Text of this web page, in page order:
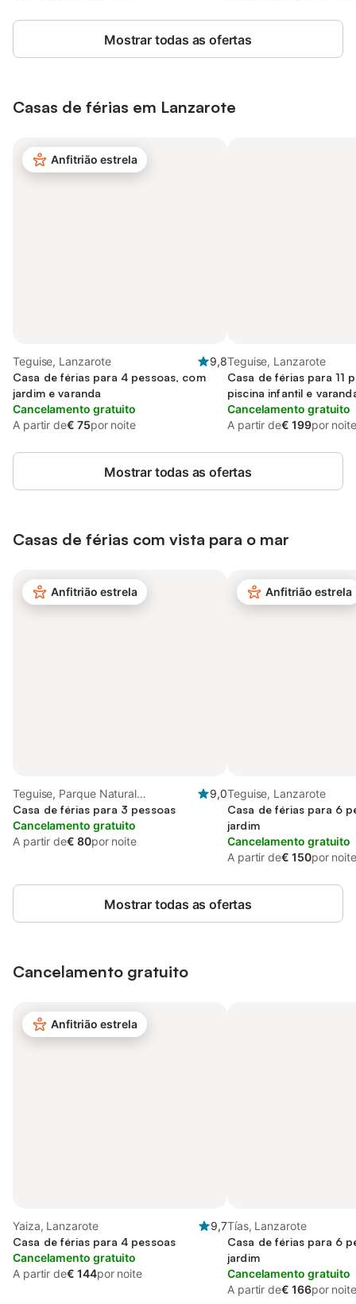
Mostrar todas as ofertas
Casas de férias em Lanzarote
Anfitrião estrela
Teguise, Lanzarote
9,8
Casa de férias para 4 pessoas, com
jardim e varanda
Cancelamento gratuito
A partir de€ 75por noite
Teguise, Lanzarote
Casa de férias para 11
piscina infantil e
Cancelamento gratuito
A partir de€ 199por noite
Mostrar todas as ofertas
Casas de férias com vista para o mar
Anfitrião estrela
Teguise, Parque Natural
Archipiélago Chinijo
9,0
Casa de férias para 3 pessoas
Cancelamento gratuito
A partir de€ 80por noite
Anfitrião estrela
Teguise, Lanzarote
Casa de férias para 6
jardim
Cancelamento gratuito
A partir de€ 150por noite
Mostrar todas as ofertas
Cancelamento gratuito
Anfitrião estrela
Yaiza, Lanzarote
9,7
Casa de férias para 4 pessoas
Cancelamento gratuito
A partir de€ 144por noite
Tías, Lanzarote
Casa de férias para 6
jardim
Cancelamento gratuito
A partir de€ 166por noite